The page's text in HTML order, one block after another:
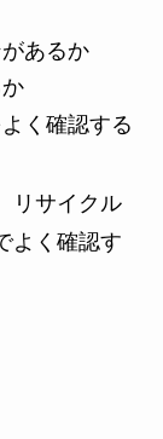
あるか
く確認する
リサイクル
よく確認す